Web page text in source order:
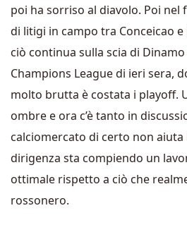
poi ha sorriso al diavolo. Poi nel
di litigi in campo tra Conceicao
ciò continua sulla scia di
Champions League di ieri sera,
molto brutta è costata i playoff.
ombre e ora c’è tanto in
calciomercato di certo non aiuta
dirigenza sta compiendo un
ottimale rispetto a ciò che
rossonero.